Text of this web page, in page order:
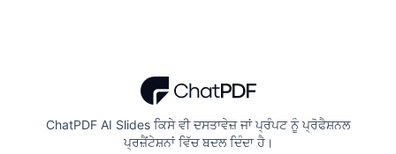
ChatPDF AI Slides ਕਿਸੇ ਵੀ ਦਸਤਾਵੇਜ਼ ਜਾਂ ਪ੍ਰੰਪਟ ਨੂੰ ਪ੍ਰੋਫੈਸ਼ਨਲ
ਪ੍ਰਜ਼ੈਂਟੇਸ਼ਨਾਂ ਵਿੱਚ ਬਦਲ ਦਿੰਦਾ ਹੈ।